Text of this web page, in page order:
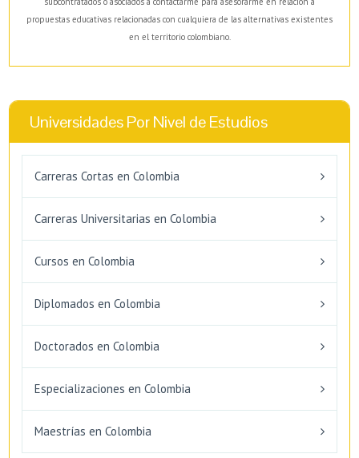
propuestas educativas relacionadas con cualquiera de las alternativas existentes
en el territorio colombiano.
Universidades Por Nivel de Estudios
Carreras Cortas en Colombia
Carreras Universitarias en Colombia
Cursos en Colombia
Diplomados en Colombia
Doctorados en Colombia
Especializaciones en Colombia
Maestrías en Colombia